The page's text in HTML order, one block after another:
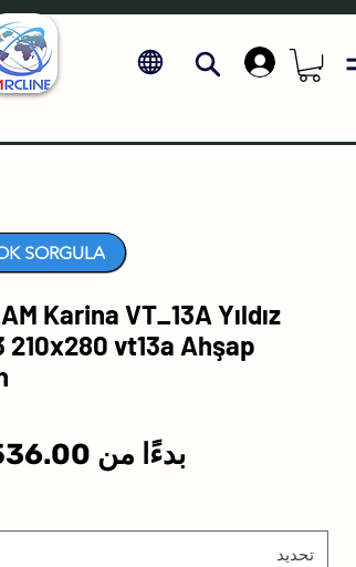
.
Karina VT_13A Yıldız
210x280 vt13a Ahşap
بدءًا من
تحديد
SORGULA